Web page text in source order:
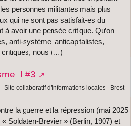
personnes militantes mais plus
qui ne sont pas satisfait-es du
à avoir une pensée critique. Qu’on
anti-système, anticapitalistes,
critiques, nous (…)
! #3
Site collaboratif d’informations locales - Brest
la guerre et la répression (mai 2025
Soldaten-Brevier » (Berlin, 1907) et